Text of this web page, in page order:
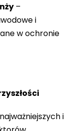
–
i
w ochronie
i